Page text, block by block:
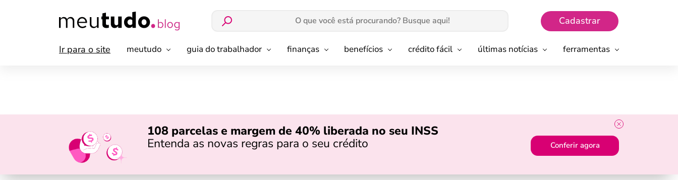
Cadastrar
Ir para o site meutudo guia do trabalhador finanças benefícios crédito fácil últimas notícias ferramentas
108 parcelas e margem de 40% liberada no seu INSS
Entenda as novas regras para o seu crédito
Conferir agora